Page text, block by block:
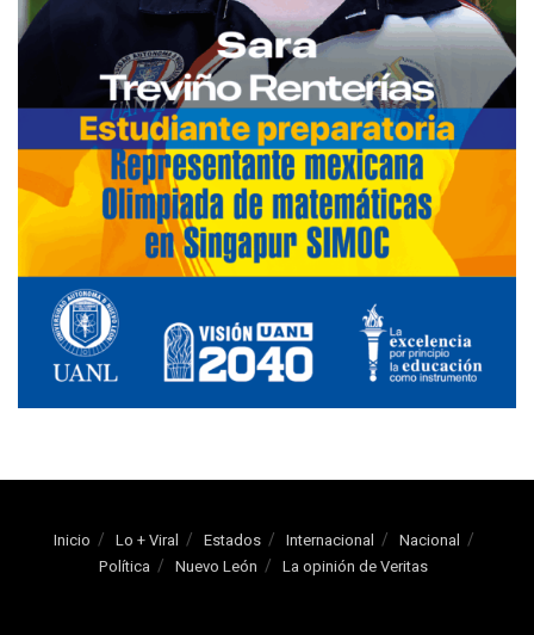
Inicio Lo + Viral Estados Internacional
Nacional
Política
Nuevo León La opinión de Veritas